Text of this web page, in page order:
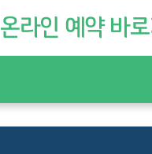
온라인 예약 바